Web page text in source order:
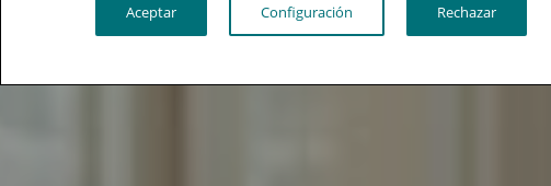
Aceptar Configuración Rechazar